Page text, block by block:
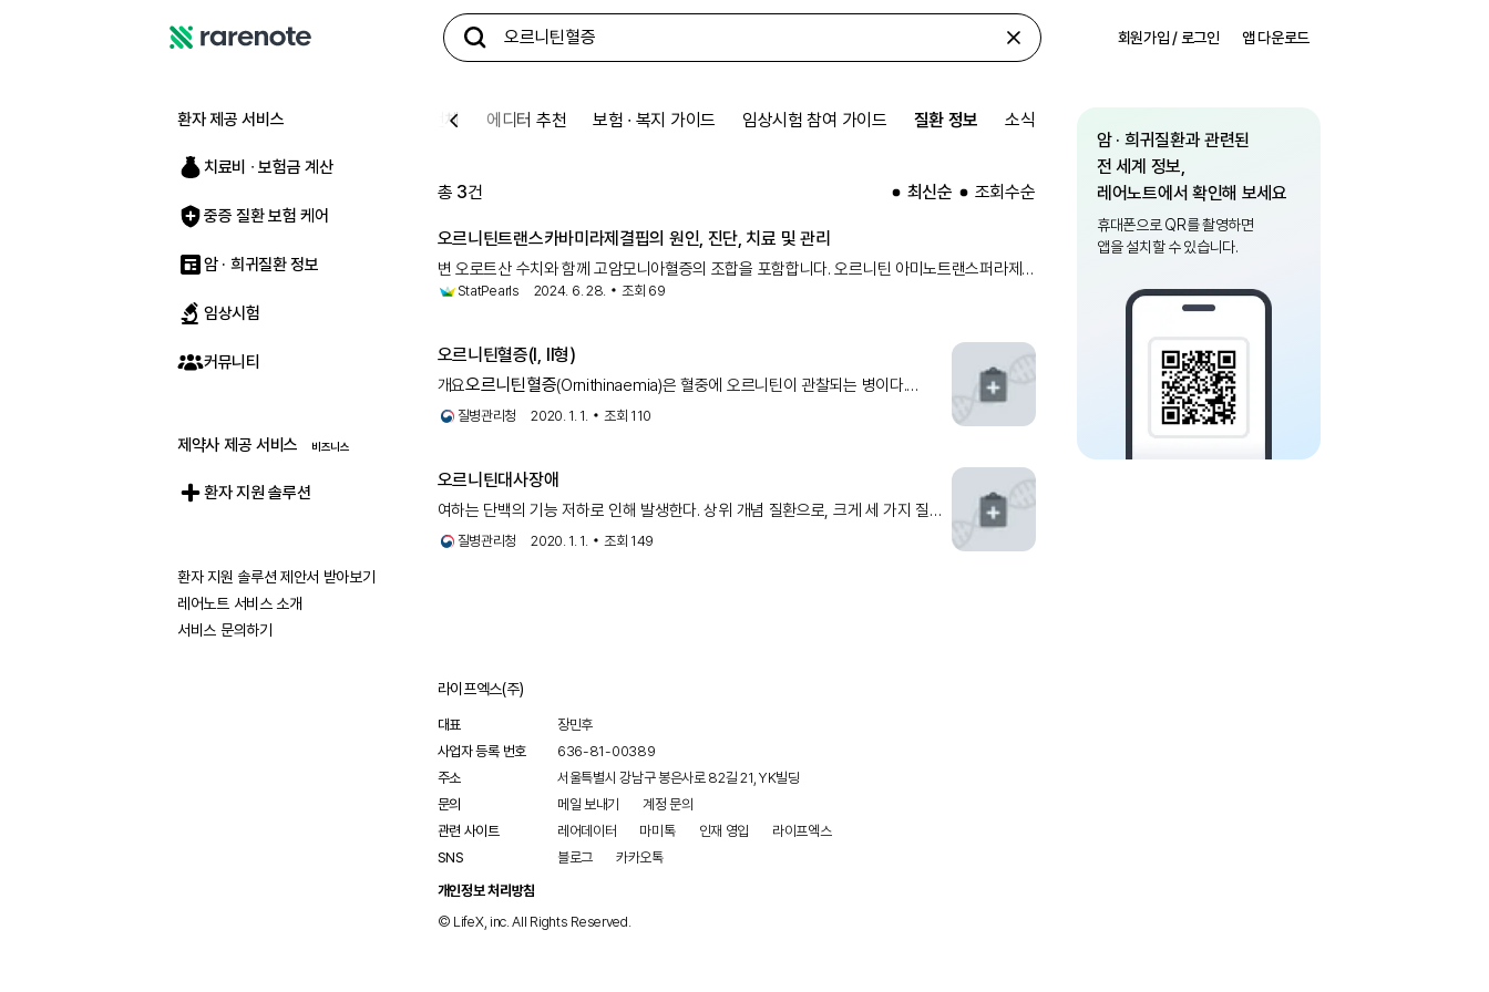
트
회원가입 / 로그인 앱 다운로드
환자 제공 서비스
치료비 ∙ 보험금 계산
중증 질환 보험 케어
암 · 희귀질환 정보
임상시험
커뮤니티
제약사 제공 서비스
환자 지원 솔루션
환자 지원 솔루션 제안서 받아보기
레어노트 서비스 소개
서비스 문의하기
전체 에디터 추천 보험 ∙ 복지 가이드 임상시험 참여 가이드 질환 정보 소식
총 3건 최신순 조회수순
오르니틴트랜스카바미라제결핍의 원인, 진단, 치료 및 관리
변 오로트산 수치와 함께 고암모니아혈증의 조합을 포함합니다. 오르니틴 아미노트랜스퍼라제
(OAT) 결핍 및 고오르니틴혈증-고암모니아혈증-호모시트룰린뇨증(HHH) 증후군은 높은 혈청
StatPearls 2024. 6. 28. 조회 69
오르니틴혈증(Ⅰ, Ⅱ형)
개요오르니틴혈증(Ornithinaemia)은 혈중에 오르니틴이 관찰되는 병이다.
오르니틴혈증 (I형)은 고암모니아혈증-고오르
질병관리청 2020. 1. 1. 조회 110
오르니틴대사장애
여하는 단백의 기능 저하로 인해 발생한다. 상위 개념 질환으로, 크게 세 가지 질환
즉, 고암모니아혈증- 고오르니틴혈증
질병관리청 2020. 1. 1. 조회 149
라이프엑스(주)
대표
장민후
사업자 등록 번호
636-81-00389
주소
서울특별시 강남구 봉은사로 82길 21, YK빌딩
문의
메일 보내기
계정 문의
관련 사이트
레어데이터 마미톡 인재 영입
라이프엑스
SNS
블로그
카카오톡
개인정보 처리방침
© LifeX, inc. All Rights Reserved.
암 · 희귀질환과 관련된
전 세계 정보,
레어노트에서 확인해 보세요
휴대폰으로 QR를 촬영하면
앱을 설치할 수 있습니다.